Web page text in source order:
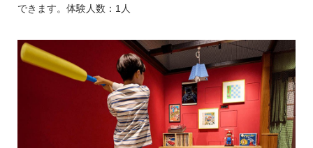
できます。体験人数：1人